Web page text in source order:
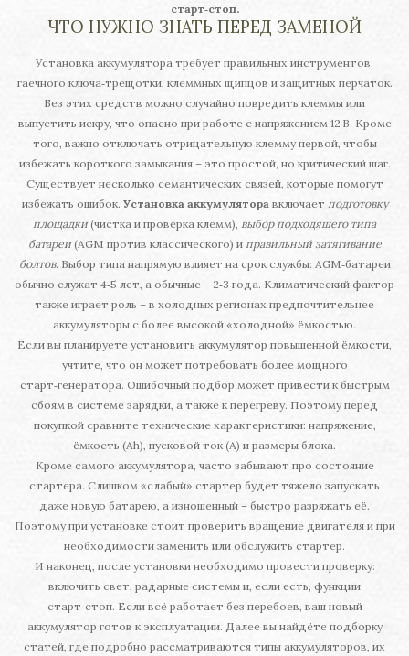
старт‑стоп.
ЧТО НУЖНО ЗНАТЬ ПЕРЕД ЗАМЕНОЙ
Установка аккумулятора требует правильных инструментов:
гаечного ключа‑трещотки, клеммных щипцов и защитных перчаток.
Без этих средств можно случайно повредить клеммы или
выпустить искру, что опасно при работе с напряжением 12 В. Кроме
того, важно отключать отрицательную клемму первой, чтобы
избежать короткого замыкания – это простой, но критический шаг.
Существует несколько семантических связей, которые помогут
избежать ошибок. Установка аккумуляторавключает подготовку
площадки(чистка и проверка клемм), выбор подходящего типа
батареи(AGM против классического) и правильный затягивание
болтов. Выбор типа напрямую влияет на срок службы: AGM‑батареи
обычно служат 4‑5 лет, а обычные – 2‑3 года. Климатический фактор
также играет роль – в холодных регионах предпочтительнее
аккумуляторы с более высокой «холодной» ёмкостью.
Если вы планируете установить аккумулятор повышенной ёмкости,
учтите, что он может потребовать более мощного
старт‑генератора. Ошибочный подбор может привести к быстрым
сбоям в системе зарядки, а также к перегреву. Поэтому перед
покупкой сравните технические характеристики: напряжение,
ёмкость (Ah), пусковой ток (A) и размеры блока.
Кроме самого аккумулятора, часто забывают про состояние
стартера. Слишком «слабый» стартер будет тяжело запускать
даже новую батарею, а изношенный – быстро разряжать её.
Поэтому при установке стоит проверить вращение двигателя и при
необходимости заменить или обслужить стартер.
И наконец, после установки необходимо провести проверку:
включить свет, радарные системы и, если есть, функции
старт‑стоп. Если всё работает без перебоев, ваш новый
аккумулятор готов к эксплуатации. Далее вы найдёте подборку
статей, где подробно рассматриваются типы аккумуляторов, их